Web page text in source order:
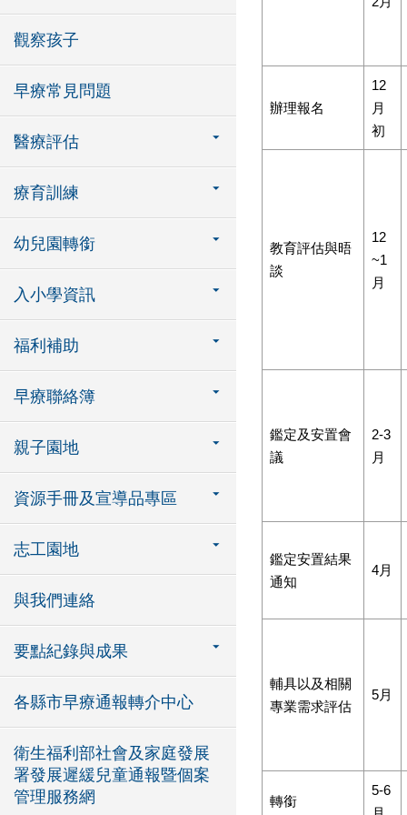
觀察孩子
早療常見問題
醫療評估
療育訓練
幼兒園轉銜
入小學資訊
福利補助
早療聯絡簿
親子園地
資源手冊及宣導品專區
志工園地
與我們連絡
要點紀錄與成果
各縣市早療通報轉介中心
衛生福利部社會及家庭發展
署發展遲緩兒童通報暨個案
管理服務網
辦理報名
12
月
初
教育評估與晤
談
12
~1
月
鑑定及安置會
議
2-3
月
鑑定安置結果
通知
4月
輔具以及相關
專業需求評估
5月
轉銜
5-6